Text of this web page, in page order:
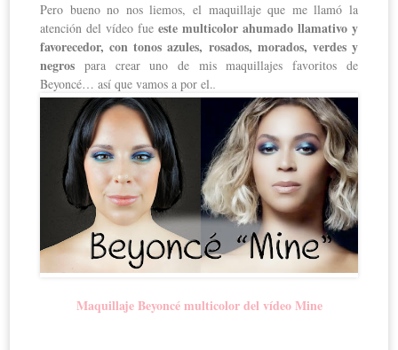
Pero bueno no nos liemos, el maquillaje que me llamó la
atención del vídeo fue este multicolor ahumado llamativo y
favorecedor, con tonos azules, rosados, morados, verdes y
negros para crear uno de mis maquillajes favoritos de
Beyoncé… así que vamos a por el.
Maquillaje Beyoncé multicolor del vídeo Mine